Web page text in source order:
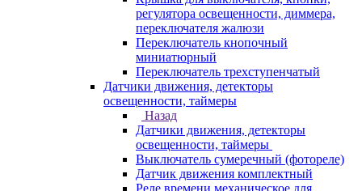
регулятора освещенности, диммера,
переключателя жалюзи
Переключатель кнопочный
миниатюрный
Переключатель трехступенчатый
Датчики движения, детекторы
освещенности, таймеры
Назад
Датчики движения, детекторы
освещенности, таймеры
Выключатель сумеречный (фотореле)
Датчик движения комплектный
Реле времени механическое для